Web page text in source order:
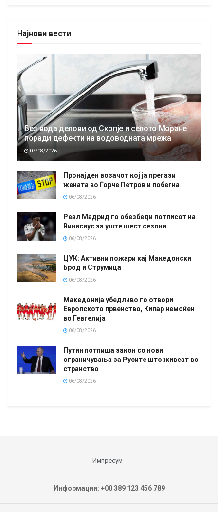
Најнови вести
Без вода делови од Скопје и селото Моране
поради дефекти на водоводната мрежа
07/08/2026
Пронајден возачот кој ја прегази
жената во Ѓорче Петров и побегна
06/08/2026
Реал Мадрид го обезбеди потписот на
Винисиус за уште шест сезони
06/08/2026
ЦУК: Активни пожари кај Македонски
Брод и Струмица
06/08/2026
Македонија убедливо го отвори
Европското првенство, Кипар немоќен
во Гевгелија
06/08/2026
Путин потпиша закон со нови
ограничувања за Русите што живеат во
странство
06/08/2026
Импресум
Информации: +00 389 123 456 789